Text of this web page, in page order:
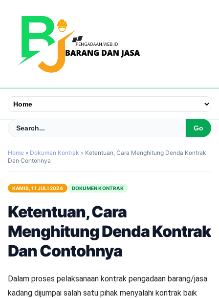
Home » Dokumen Kontrak » Ketentuan, Cara Menghitung Denda Kontrak
Dan Contohnya
KAMIS, 11 JULI 2024 DOKUMEN KONTRAK
Ketentuan, Cara
Menghitung Denda Kontrak
Dan Contohnya
Dalam proses pelaksanaan kontrak pengadaan barang/jasa
kadang dijumpai salah satu pihak menyalahi kontrak baik